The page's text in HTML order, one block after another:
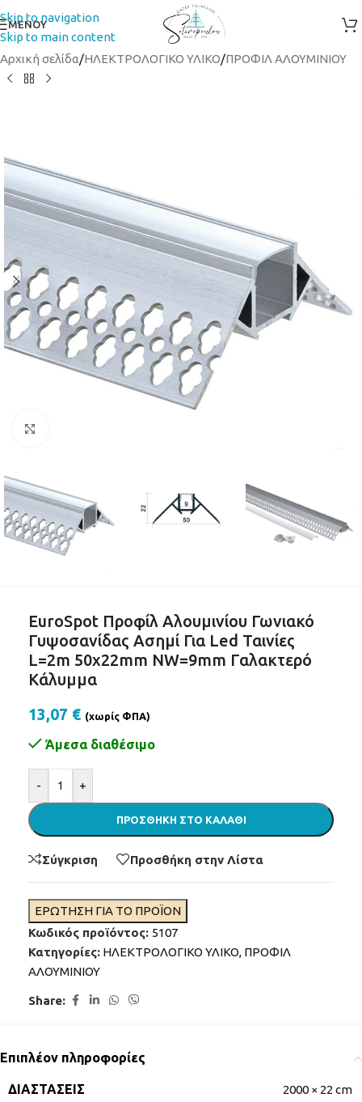
Skip to navigation
Skip to main content
ΜΕΝΟΥ
Αρχική σελίδα/ΗΛΕΚΤΡΟΛΟΓΙΚΟ ΥΛΙΚΟ/ΠΡΟΦΙΛ ΑΛΟΥΜΙΝΙΟΥ
EuroSpot Προφίλ Αλουμινίου Γωνιακό
Γυψοσανίδας Ασημί Για Led Ταινίες
L=2m 50x22mm NW=9mm Γαλακτερό
Κάλυμμα
13,07 € (χωρίς ΦΠΑ)
Άμεσα διαθέσιμο
- +
ΠΡΟΣΘΉΚΗ ΣΤΟ ΚΑΛΆΘΙ
Σύγκριση Προσθήκη στην Λίστα
ΕΡΩΤΗΣΗ ΓΙΑ ΤΟ ΠΡΟΪΟΝ
Κωδικός προϊόντος: 5107
Κατηγορίες: ΗΛΕΚΤΡΟΛΟΓΙΚΟ ΥΛΙΚΟ, ΠΡΟΦΙΛ
ΑΛΟΥΜΙΝΙΟΥ
Share:
Επιπλέον πληροφορίες
ΔΙΑΣΤΆΣΕΙΣ 2000 × 22 cm